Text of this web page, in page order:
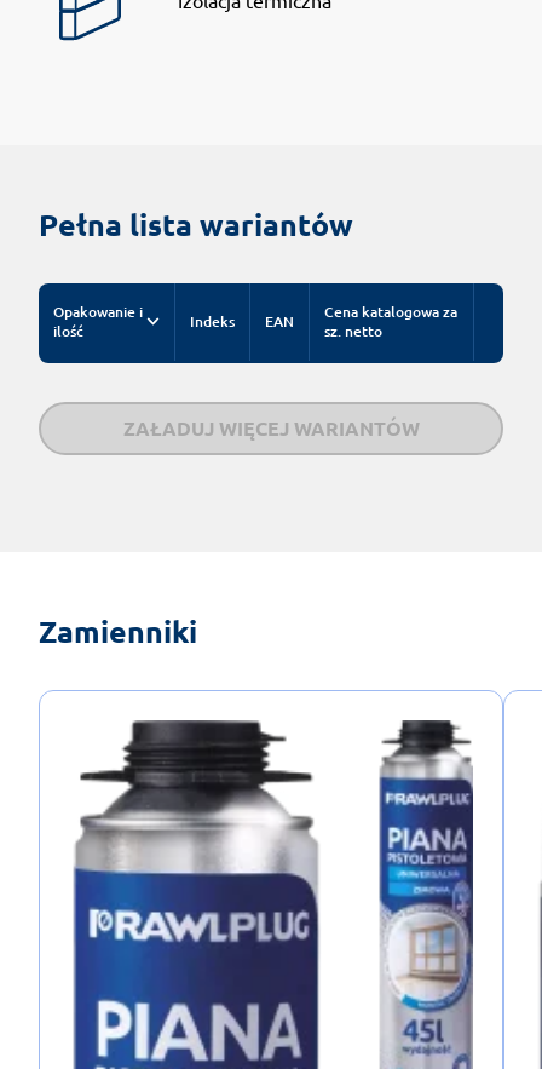
Pełna lista wariantów
Opakowanie i
ilość
Indeks EAN
Cena katalogowa za
sz. netto
ZAŁADUJ WIĘCEJ WARIANTÓW
Zamienniki